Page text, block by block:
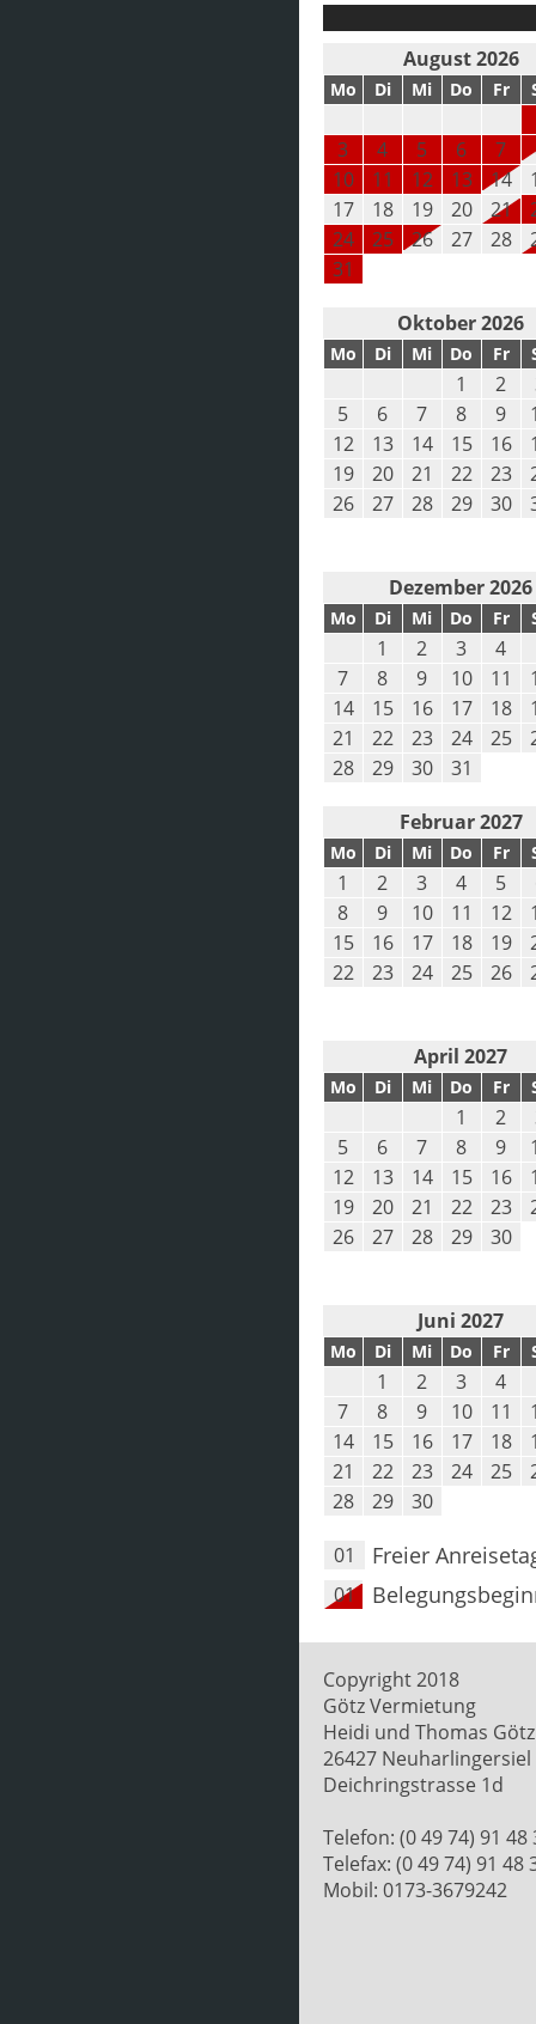
August 2026
Mo Di Mi Do Fr
3
4 5 6 7
10
11 12 13 14
17
18 19 20 21
24
25 26 27 28
31
Oktober 2026
Mo Di Mi Do Fr
1 2
5
6 7 8 9
12
13 14 15 16
19
20 21 22 23
26
27 28 29 30
Dezember 2026
Mo Di Mi Do Fr
1 2 3 4
7
8 9 10 11
14
15 16 17 18
21
22 23 24 25
28
29 30 31
Februar 2027
Mo Di Mi Do Fr
1 2 3 4 5
8
9 10 11 12
15
16 17 18 19
22
23 24 25 26
April 2027
Mo Di Mi Do Fr
1 2
5
6 7 8 9
12
13 14 15 16
19
20 21 22 23
26
27 28 29 30
Juni 2027
Mo Di Mi Do Fr
1 2 3 4
7
8 9 10 11
14
15 16 17 18
21
22 23 24 25
28
29 30
01 Freier
01
Copyright 2018
Götz Vermietung
Heidi und Thomas Götz
26427 Neuharlingersiel
Deichringstrasse 1d
Telefon: (0 49 74) 91 48
Telefax: (0 49 74) 91 48
Mobil: 0173-3679242